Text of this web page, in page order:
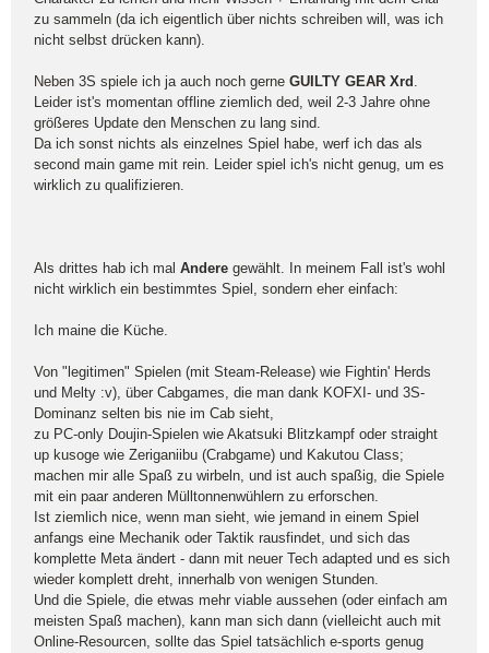
zu sammeln (da ich eigentlich über nichts schreiben will, was ich
nicht selbst drücken kann).
Neben 3S spiele ich ja auch noch gerne GUILTY GEAR Xrd .
Leider ist's momentan offline ziemlich ded, weil 2-3 Jahre ohne
größeres Update den Menschen zu lang sind.
Da ich sonst nichts als einzelnes Spiel habe, werf ich das als
second main game mit rein. Leider spiel ich's nicht genug, um es
wirklich zu qualifizieren.
Als drittes hab ich mal Andere gewählt. In meinem Fall ist's wohl
nicht wirklich ein bestimmtes Spiel, sondern eher einfach:
Ich maine die Küche.
Von "legitimen" Spielen (mit Steam-Release) wie Fightin' Herds
und Melty :v), über Cabgames, die man dank KOFXI- und 3S-
Dominanz selten bis nie im Cab sieht,
zu PC-only Doujin-Spielen wie Akatsuki Blitzkampf oder straight
up kusoge wie Zeriganiibu (Crabgame) und Kakutou Class;
machen mir alle Spaß zu wirbeln, und ist auch spaßig, die Spiele
mit ein paar anderen Mülltonnenwühlern zu erforschen.
Ist ziemlich nice, wenn man sieht, wie jemand in einem Spiel
anfangs eine Mechanik oder Taktik rausfindet, und sich das
komplette Meta ändert - dann mit neuer Tech adapted und es sich
wieder komplett dreht, innerhalb von wenigen Stunden.
Und die Spiele, die etwas mehr viable aussehen (oder einfach am
meisten Spaß machen), kann man sich dann (vielleicht auch mit
Online-Resourcen, sollte das Spiel tatsächlich e-sports genug